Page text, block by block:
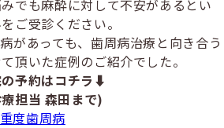
でも麻酔に対して不安があるとい
ご受診ください。
があっても、歯周病治療と向き合う
頂いた症例のご紹介でした。
予約はコチラ⬇︎
担当 森田まで)
重度歯周病